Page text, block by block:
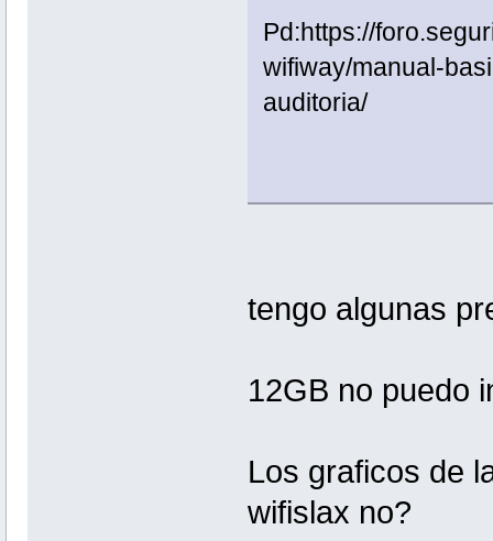
Pd:https://
wifiway/manual-
auditoria/
tengo algunas
12GB no puedo
Los graficos de
wifislax no?